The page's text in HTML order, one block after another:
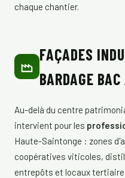
chaque chantier.
FAÇADES
BARDAGE
Au-delà du centre
intervient pour les
Haute-Saintonge : zones
coopératives viticoles,
entrepôts et locaux